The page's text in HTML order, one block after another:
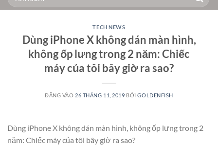
kiếm:
TECH NEWS
Dùng iPhone X không dán màn hình,
không ốp lưng trong 2 năm: Chiếc
máy của tôi bây giờ ra sao?
ĐĂNG VÀO 26 THÁNG 11, 2019 BỞIGOLDENFISH
Dùng iPhone X không dán màn hình, không ốp lưng trong 2
năm: Chiếc máy của tôi bây giờ ra sao?